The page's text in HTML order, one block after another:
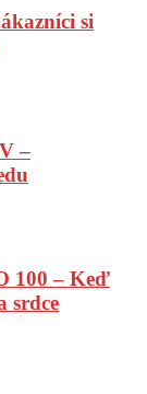
si
–
100 – Keď
srdce